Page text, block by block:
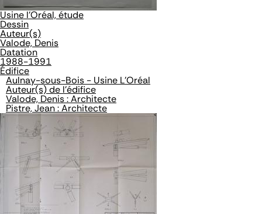
Usine l'Oréal, étude
Dessin
Auteur(s)
Valode, Denis
Datation
1988-1991
Édifice
Aulnay-sous-Bois - Usine L'Oréal
Auteur(s) de l'édifice
Valode, Denis : Architecte
Pistre, Jean : Architecte